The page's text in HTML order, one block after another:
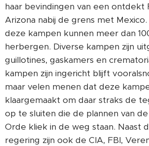
haar bevindingen van een ontdekt
Arizona nabij de grens met
deze kampen kunnen meer dan
herbergen. Diverse kampen zijn
guillotines, gaskamers en
kampen zijn ingericht blijft
maar velen menen dat deze
klaargemaakt om daar straks de
op te sluiten die de plannen van
Orde kliek in de weg staan. Naast
regering zijn ook de CIA, FBI,